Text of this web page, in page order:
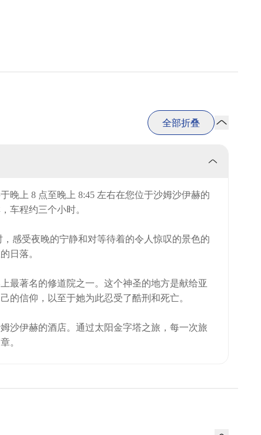
全部折叠
晚上 8 点至晚上 8:45 左右在您位于沙姆沙伊赫的
车程约三个小时。
感受夜晚的宁静和对等待着的令人惊叹的景色的
日落。
最著名的修道院之一。这个神圣的地方是献给亚
的信仰，以至于她为此忍受了酷刑和死亡。
沙伊赫的酒店。通过太阳金字塔之旅，每一次旅
。